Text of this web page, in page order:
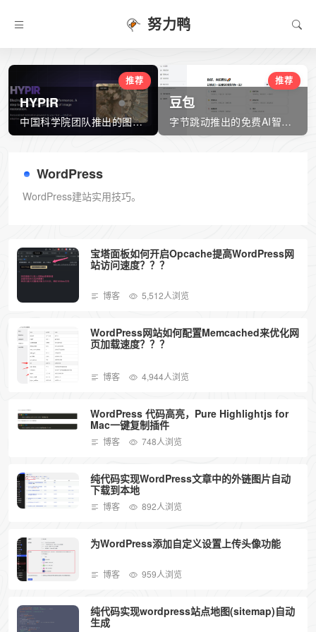
努力鸭
推荐
HYPIR
中国科学院团队推出的图像修复大模型
推荐
豆包
字节跳动推出的免费AI智能助手
WordPress
WordPress建站实用技巧。
宝塔面板如何开启Opcache提高WordPress网
站访问速度？？？
博客 5,512人浏览
WordPress网站如何配置Memcached来优化网
页加载速度？？？
博客 4,944人浏览
WordPress 代码高亮，Pure Highlightjs for
Mac一键复制插件
博客 748人浏览
纯代码实现WordPress文章中的外链图片自动
下载到本地
博客 892人浏览
为WordPress添加自定义设置上传头像功能
博客 959人浏览
纯代码实现wordpress站点地图(sitemap)自动
生成